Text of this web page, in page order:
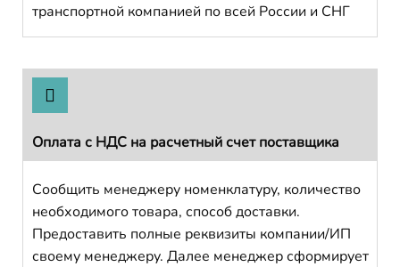
транспортной компанией по всей России и СНГ
Оплата с НДС на расчетный счет поставщика
Сообщить менеджеру номенклатуру, количество
необходимого товара, способ доставки.
Предоставить полные реквизиты компании/ИП
своему менеджеру. Далее менеджер сформирует